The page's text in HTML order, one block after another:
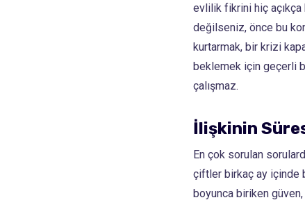
evlilik fikrini hiç
değilseniz, önce bu
kurtarmak, bir krizi
beklemek için geçerli
çalışmaz.
İlişkinin
En çok sorulan
çiftler birkaç ay içinde
boyunca biriken